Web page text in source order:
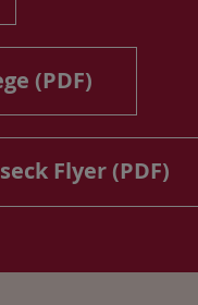
(PDF)
Flyer (PDF)